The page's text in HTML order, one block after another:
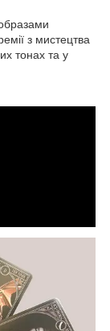
з мистецтва
тонах та у